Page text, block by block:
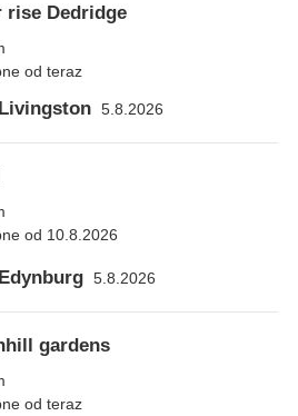
rise Dedridge
od teraz
Livingston 5.8.2026
od 10.8.2026
Edynburg 5.8.2026
gardens
od teraz